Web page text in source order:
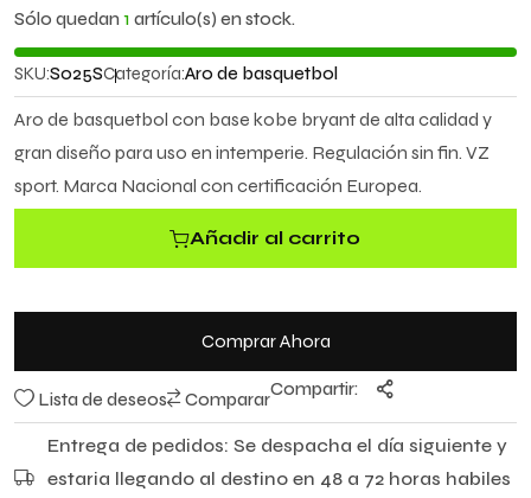
V
a
o
r
a
o
o
0
d
Sólo quedan 1 artículo(s) en stock.
SKU:S025SCategoría:Aro de basquetbol
Aro de basquetbol con base kobe bryant de alta calidad y
gran diseño para uso en intemperie. Regulación sin fin. VZ
sport. Marca Nacional con certificación Europea.
Añadir al carrito
Comprar Ahora
Lista de deseos CompararCompartir:
Entrega de pedidos: Se despacha el día siguiente y
estaria llegando al destino en 48 a 72 horas habiles